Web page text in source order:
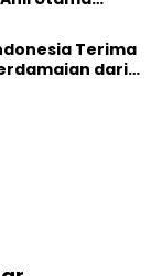
Muslim
di Inggris
Terima
dari